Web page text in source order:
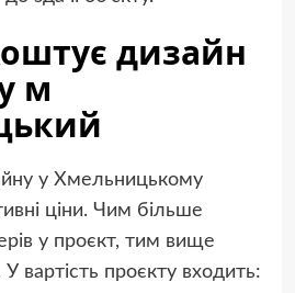
дизайн
м
у Хмельницькому
ціни. Чим більше
у проєкт, тим вище
У вартість проєкту входить: